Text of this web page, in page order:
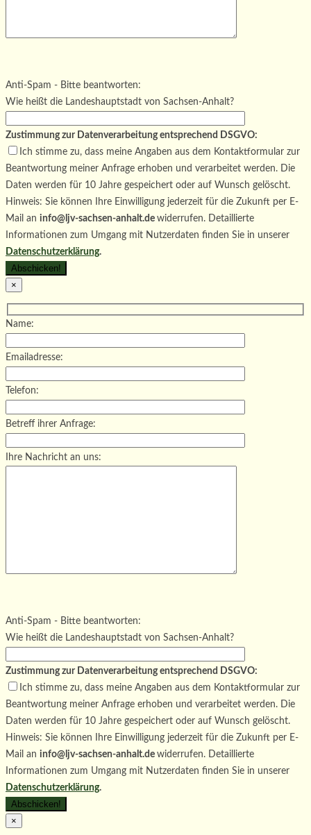
Bitte lasse dieses Feld leer.
Anti-Spam - Bitte beantworten:
Wie heißt die Landeshauptstadt von Sachsen-Anhalt?
Zustimmung zur Datenverarbeitung entsprechend DSGVO:
Ich stimme zu, dass meine Angaben aus dem Kontaktformular zur
Beantwortung meiner Anfrage erhoben und verarbeitet werden. Die
Daten werden für 10 Jahre gespeichert oder auf Wunsch gelöscht.
Hinweis: Sie können Ihre Einwilligung jederzeit für die Zukunft per E-
Mail an info@ljv-sachsen-anhalt.de widerrufen. Detaillierte
Informationen zum Umgang mit Nutzerdaten finden Sie in unserer
Datenschutzerklärung.
×
Name:
Emailadresse:
Telefon:
Betreff ihrer Anfrage:
Ihre Nachricht an uns:
Bitte lasse dieses Feld leer.
Anti-Spam - Bitte beantworten:
Wie heißt die Landeshauptstadt von Sachsen-Anhalt?
Zustimmung zur Datenverarbeitung entsprechend DSGVO:
Ich stimme zu, dass meine Angaben aus dem Kontaktformular zur
Beantwortung meiner Anfrage erhoben und verarbeitet werden. Die
Daten werden für 10 Jahre gespeichert oder auf Wunsch gelöscht.
Hinweis: Sie können Ihre Einwilligung jederzeit für die Zukunft per E-
Mail an info@ljv-sachsen-anhalt.de widerrufen. Detaillierte
Informationen zum Umgang mit Nutzerdaten finden Sie in unserer
Datenschutzerklärung.
×